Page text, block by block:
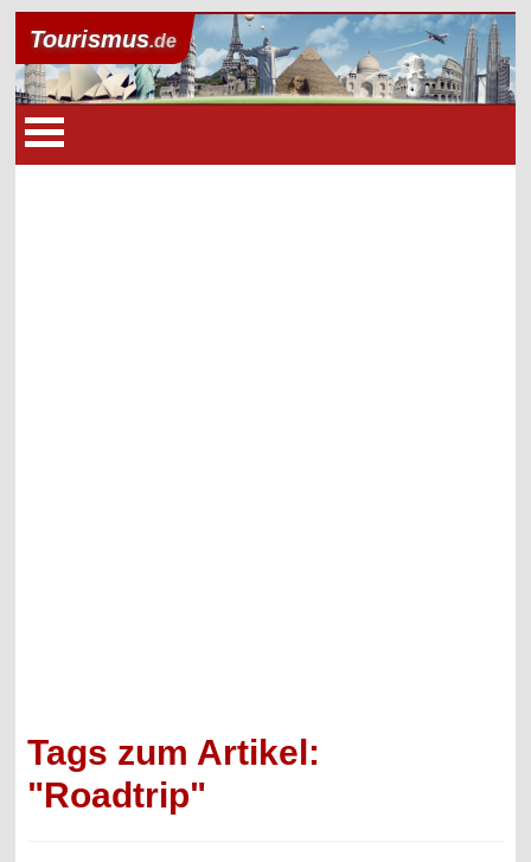
Tourismus.de
Tags zum Artikel:
"Roadtrip"